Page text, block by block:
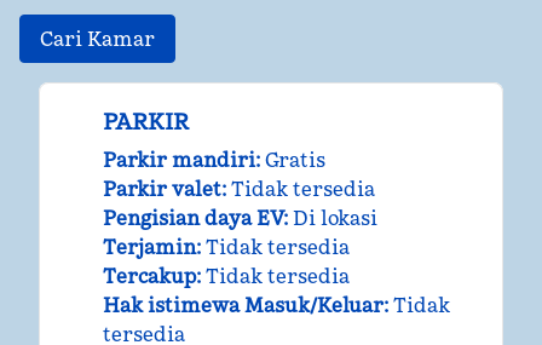
Cari Kamar
PARKIR
Parkir mandiri: Gratis
Parkir valet: Tidak tersedia
Pengisian daya EV: Di lokasi
Terjamin: Tidak tersedia
Tercakup: Tidak tersedia
Hak istimewa Masuk/Keluar: Tidak
tersedia